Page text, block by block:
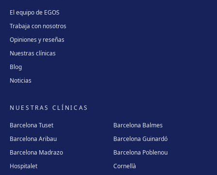
El equipo de EGOS
Trabaja con nosotros
Opiniones y reseñas
Nuestras clínicas
Blog
Noticias
NUESTRAS CLÍNICAS
Barcelona Tuset
Barcelona Balmes
Barcelona Aribau
Barcelona Guinardó
Barcelona Madrazo
Barcelona Poblenou
Hospitalet
Cornellà